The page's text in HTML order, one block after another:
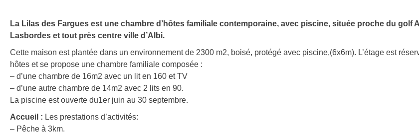
La Lilas des Fargues est une chambre d’hôtes familiale contemporaine, avec piscine, située proche du golf
Lasbordes et tout près centre ville d’Albi.
Cette maison est plantée dans un environnement de 2300 m2, boisé, protégé avec piscine,(6x6m). L’étage est
hôtes et se propose une chambre familiale composée :
– d’une chambre de 16m2 avec un lit en 160 et TV
– d’une autre chambre de 14m2 avec 2 lits en 90.
La piscine est ouverte du1er juin au 30 septembre.
Accueil : Les prestations d’activités:
– Pêche à 3km.